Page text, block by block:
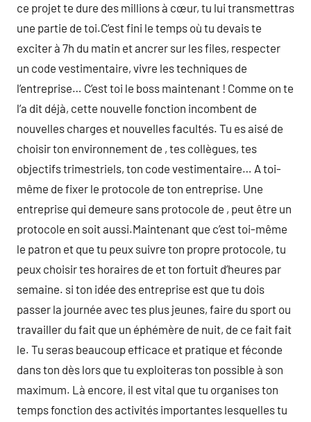
ce projet te dure des millions à cœur, tu lui transmettras
une partie de toi.C’est fini le temps où tu devais te
exciter à 7h du matin et ancrer sur les files, respecter
un code vestimentaire, vivre les techniques de
l’entreprise… C’est toi le boss maintenant ! Comme on te
l’a dit déjà, cette nouvelle fonction incombent de
nouvelles charges et nouvelles facultés. Tu es aisé de
choisir ton environnement de , tes collègues, tes
objectifs trimestriels, ton code vestimentaire… A toi-
même de fixer le protocole de ton entreprise. Une
entreprise qui demeure sans protocole de , peut être un
protocole en soit aussi.Maintenant que c’est toi-même
le patron et que tu peux suivre ton propre protocole, tu
peux choisir tes horaires de et ton fortuit d’heures par
semaine. si ton idée des entreprise est que tu dois
passer la journée avec tes plus jeunes, faire du sport ou
travailler du fait que un éphémère de nuit, de ce fait fait
le. Tu seras beaucoup efficace et pratique et féconde
dans ton dès lors que tu exploiteras ton possible à son
maximum. Là encore, il est vital que tu organises ton
temps fonction des activités importantes lesquelles tu